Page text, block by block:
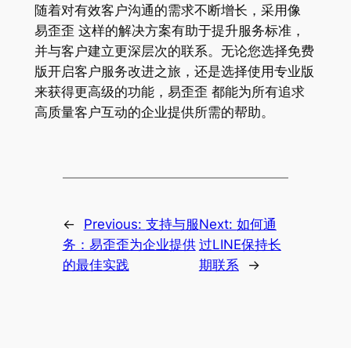
随着对有效客户沟通的需求不断增长，采用像
易歪歪 这样的解决方案有助于提升服务标准，
并与客户建立更深层次的联系。无论您选择免费
版开启客户服务改进之旅，还是选择使用专业版
来获得更高级的功能，易歪歪 都能为所有追求
高质量客户互动的企业提供所需的帮助。
← Previous: 支持与服
务：易歪歪为企业提供
的最佳实践
Next: 如何通
过LINE保持长
期联系
→